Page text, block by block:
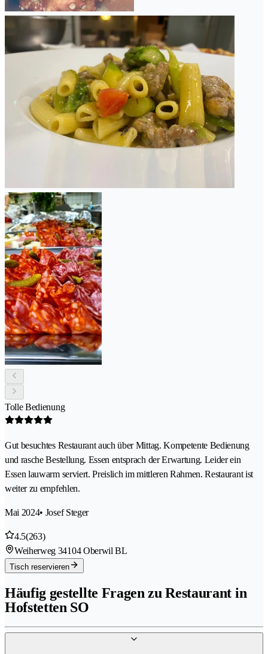
Tolle Bedienung
Gut besuchtes Restaurant auch über Mittag. Kompetente Bedienung
und rasche Bestellung. Essen entsprach der Erwartung. Leider ein
Essen lauwarm serviert. Preislich im mittleren Rahmen. Restaurant ist
weiter zu empfehlen.
Mai 2024• Josef Steger
4.5(263)
Weiherweg 34104 Oberwil BL
Tisch reservieren
Häufig gestellte Fragen zu Restaurant in
Hofstetten SO